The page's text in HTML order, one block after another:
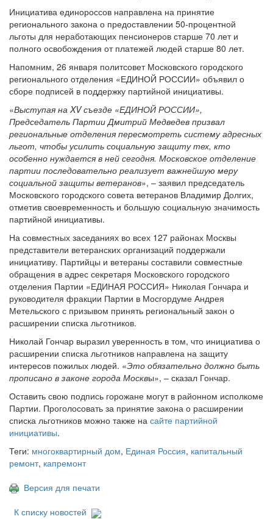
Инициатива единороссов направлена на принятие
регионального закона о предоставлении 50-процентной
льготы для неработающих пенсионеров старше 70 лет и
полного освобождения от платежей людей старше 80 лет.
Напомним, 26 января политсовет Московского городского
регионального отделения «ЕДИНОЙ РОССИИ» объявил о
сборе подписей в поддержку партийной инициативы.
«Выступая на XV съезде «ЕДИНОЙ РОССИИ»,
Председатель Партии Дмитрий Медведев призвал
региональные отделения пересмотреть систему адресных
льгот, чтобы усилить социальную защиту тех, кто
особенно нуждается в ней сегодня. Московское отделение
партии последовательно реализует важнейшую меру
социальной защиты ветеранов», – заявил председатель
Московского городского совета ветеранов Владимир Долгих,
отметив своевременность и большую социальную значимость
партийной инициативы.
На совместных заседаниях во всех 127 районах Москвы
представители ветеранских организаций поддержали
инициативу. Партийцы и ветераны составили совместные
обращения в адрес секретаря Московского городского
отделения Партии «ЕДИНАЯ РОССИЯ» Николая Гончара и
руководителя фракции Партии в Мосгордуме Андрея
Метельского с призывом принять региональный закон о
расширении списка льготников.
Николай Гончар выразил уверенность в том, что инициатива о
расширении списка льготников направлена на защиту
интересов пожилых людей. «Это обязательно должно быть
прописано в законе города Москвы», – сказал Гончар.
Оставить свою подпись горожане могут в районном исполкоме
Партии. Проголосовать за принятие закона о расширении
списка льготников можно также на сайте партийной
инициативы.
Теги: многоквартирный дом, Единая Россия, капитальный
ремонт, капремонт
Версия для печати
К списку новостей